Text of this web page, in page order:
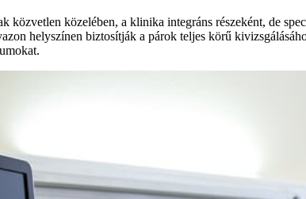
közvetlen közelében, a klinika integráns részeként, de
helyszínen biztosítják a párok teljes körű